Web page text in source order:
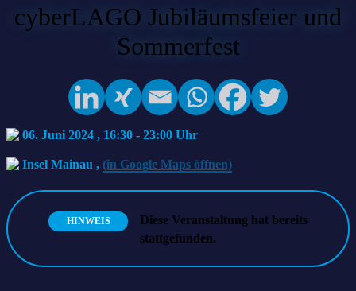
cyberLAGO Jubiläumsfeier und
Sommerfest
06. Juni 2024 , 16:30 - 23:00
Insel Mainau , (in Google Maps öffnen)
HINWEIS
Diese Veranstaltung hat bereits
stattgefunden.